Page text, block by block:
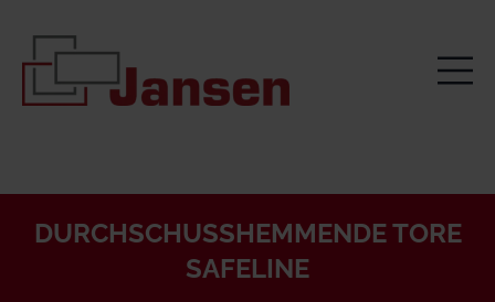
DURCHSCHUSSHEMMENDE TORE
SAFELINE